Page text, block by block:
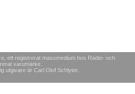
ett registrerat massmedium hos Radio- och
varumärke.
utgivare är Carl Olof Schlyter.